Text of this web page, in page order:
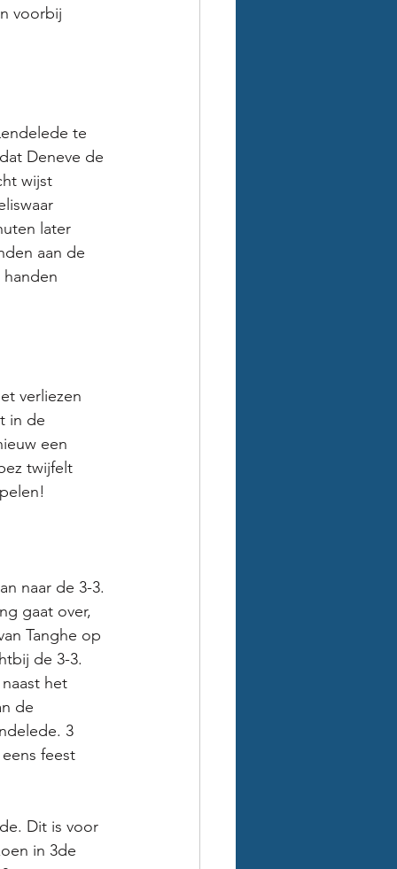
voorbij
te
Deneve de
wijst
later
aan de
verliezen
in de
een
twijfelt
naar de 3-3.
gaat over,
Tanghe op
de 3-3.
het
de
3
feest
Dit is voor
in 3de